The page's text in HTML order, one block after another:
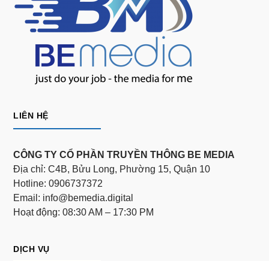
LIÊN HỆ
CÔNG TY CỔ PHẦN TRUYỀN THÔNG BE MEDIA
Địa chỉ: C4B, Bửu Long, Phường 15, Quận 10
Hotline: 0906737372
Email: info@bemedia.digital
Hoạt động: 08:30 AM – 17:30 PM
DỊCH VỤ